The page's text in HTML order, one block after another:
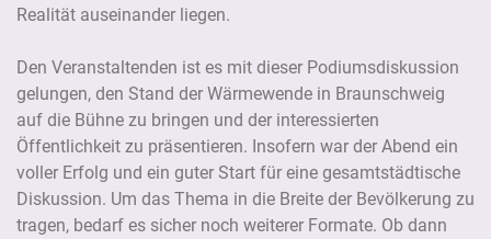
Realität auseinander liegen.
Den Veranstaltenden ist es mit dieser Podiumsdiskussion
gelungen, den Stand der Wärmewende in Braunschweig
auf die Bühne zu bringen und der interessierten
Öffentlichkeit zu präsentieren. Insofern war der Abend ein
voller Erfolg und ein guter Start für eine gesamtstädtische
Diskussion. Um das Thema in die Breite der Bevölkerung zu
tragen, bedarf es sicher noch weiterer Formate. Ob dann